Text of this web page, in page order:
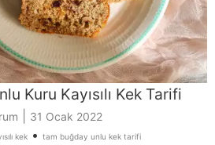
Kuru Kayısılı Kek Tarifi
31 Ocak 2022
kek • tam buğday unlu kek tarifi